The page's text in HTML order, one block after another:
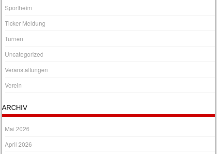
Sportheim
Ticker-Meldung
Turnen
Uncategorized
Veranstaltungen
Verein
ARCHIV
Mai 2026
April 2026